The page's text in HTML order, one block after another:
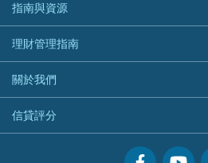
WeLend 貸款
自駕遊比較
相機有得保
專為孕婦設計的最佳旅遊保險
最佳滑雪旅遊保險
最適合BB的旅遊保險
HSBC滙豐銀行
MSIG 三井住友
Prudential 保誠
QBE 昆士蘭
Starr
漲樂全球通｜華泰國際
OSL
漲樂全球通好唔好？
IB盈透證券好唔好？
盈立證券 uSMART 好唔好？
Stashaway好唔好？
香港30大高息股排行
黃金ETF懶人包
最值得注意的比特幣ETF
選股策略：五步調查攻略
Citi Plus
中信銀行inMotion
Airwallex銀行
定期存款
港元定存
人民幣定存
美元定存
英鎊定存
澳元定存
指南與資源
理財資訊
識慳識賺
債務管理
投資理財
置業安居
理財管理指南
常用相關詞彙
MoneyHero電子報
所有合作銀行或機構
關於我們
服務承諾
網上支援
信貸評分